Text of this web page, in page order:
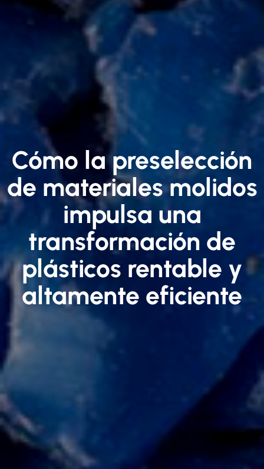
Cómo la preselección
de materiales molidos
impulsa una
transformación de
plásticos rentable y
altamente eficiente